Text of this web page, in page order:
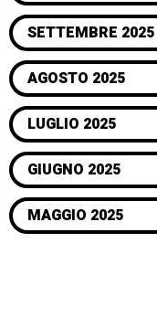
SETTEMBRE 2025
AGOSTO 2025
LUGLIO 2025
GIUGNO 2025
MAGGIO 2025